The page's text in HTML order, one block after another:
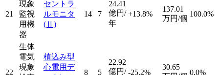
21
現象
監視
用機
器
セントラ
ルモニタ
(Ⅱ)
14 7
24.41
億円/
年
+13.8%
137.01
万円/個
100.0%
22
生体
電気
現象
植込み型
心電用デ
8 5
22.92
億円/ -25.2%
30.65
0.0%